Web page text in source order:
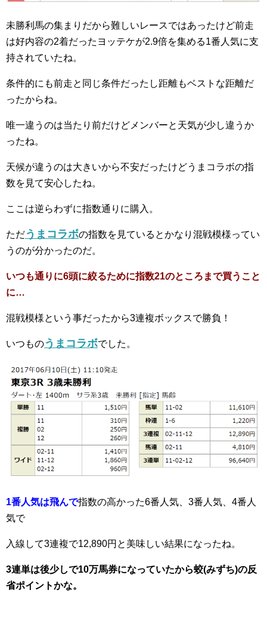
未勝利馬の集まりだから難しいレースではあったけど前走
は好内容の2着だったヨッテケが2.9倍を集める1番人気に支
持されていたね。
条件的にも前走と同じ条件だったし距離もベストな距離だ
ったからね。
唯一違うのは当たり前だけどメンバーと天気が少し違うか
ったね。
天候が違うのは大きいから不安だったけどうまコラボの指
数を見て安心したね。
ここは逆らわずに指数通りに購入。
ただうまコラボの指数を見ているとかなり混戦模様ってい
うのが分かったのだ。
いつも通りに6頭に絞るために指数21のところまで買うこと
に…
混戦模様という事だったから3連複ボックスで勝負！
いつものうまコラボでした。
1番人気は飛んで指数の高かった6番人気、3番人気、4番人
気で
入線して3連複で12,890円と美味しい結果になったね。
3連単は後少しで10万馬券になっていたから蛟(みずち)の反
省ポイントかな。